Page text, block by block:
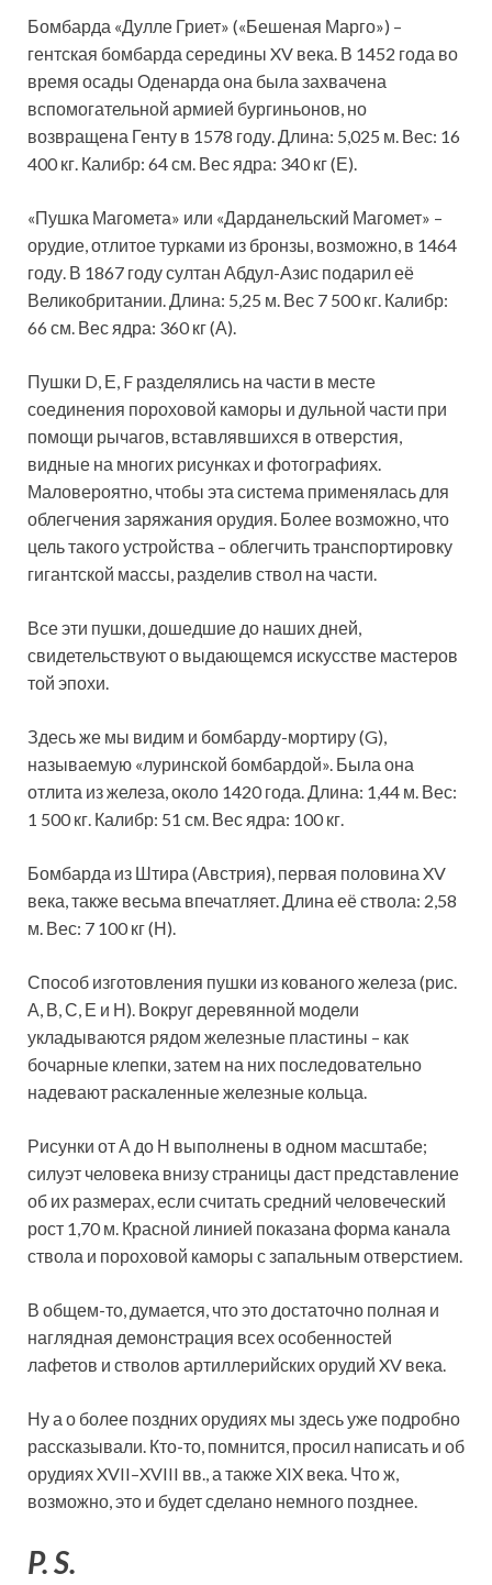
Бомбарда «Дулле Гриет» («Бешеная Марго») –
гентская бомбарда середины XV века. В 1452 года во
время осады Оденарда она была захвачена
вспомогательной армией бургиньонов, но
возвращена Генту в 1578 году. Длина: 5,025 м. Вес: 16
400 кг. Калибр: 64 см. Вес ядра: 340 кг (Е).
«Пушка Магомета» или «Дарданельский Магомет» –
орудие, отлитое турками из бронзы, возможно, в 1464
году. В 1867 году султан Абдул-Азис подарил её
Великобритании. Длина: 5,25 м. Вес 7 500 кг. Калибр:
66 см. Вес ядра: 360 кг (А).
Пушки D, Е, F разделялись на части в месте
соединения пороховой каморы и дульной части при
помощи рычагов, вставлявшихся в отверстия,
видные на многих рисунках и фотографиях.
Маловероятно, чтобы эта система применялась для
облегчения заряжания орудия. Более возможно, что
цель такого устройства – облегчить транспортировку
гигантской массы, разделив ствол на части.
Все эти пушки, дошедшие до наших дней,
свидетельствуют о выдающемся искусстве мастеров
той эпохи.
Здесь же мы видим и бомбарду-мортиру (G),
называемую «луринской бомбардой». Была она
отлита из железа, около 1420 года. Длина: 1,44 м. Вес:
1 500 кг. Калибр: 51 см. Вес ядра: 100 кг.
Бомбарда из Штира (Австрия), первая половина XV
века, также весьма впечатляет. Длина её ствола: 2,58
м. Вес: 7 100 кг (Н).
Способ изготовления пушки из кованого железа (рис.
А, В, С, Е и Н). Вокруг деревянной модели
укладываются рядом железные пластины – как
бочарные клепки, затем на них последовательно
надевают раскаленные железные кольца.
Рисунки от А до Н выполнены в одном масштабе;
силуэт человека внизу страницы даст представление
об их размерах, если считать средний человеческий
рост 1,70 м. Красной линией показана форма канала
ствола и пороховой каморы с запальным отверстием.
В общем-то, думается, что это достаточно полная и
наглядная демонстрация всех особенностей
лафетов и стволов артиллерийских орудий XV века.
Ну а о более поздних орудиях мы здесь уже подробно
рассказывали. Кто-то, помнится, просил написать и об
орудиях XVII–XVIII вв., а также XIX века. Что ж,
возможно, это и будет сделано немного позднее.
P. S.